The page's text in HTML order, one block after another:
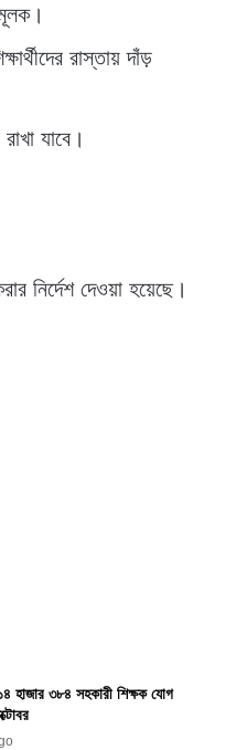
রাস্তায় দাঁড়
যাবে।
নির্দেশ দেওয়া হয়েছে।
হাজার ৩৮৪ সহকারী শিক্ষক যোগ